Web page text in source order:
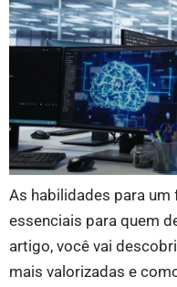
As habilidades para
essenciais para quem
artigo, você vai
mais valorizadas e